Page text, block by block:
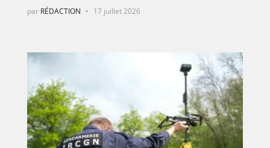
par RÉDACTION 17 juillet 2026